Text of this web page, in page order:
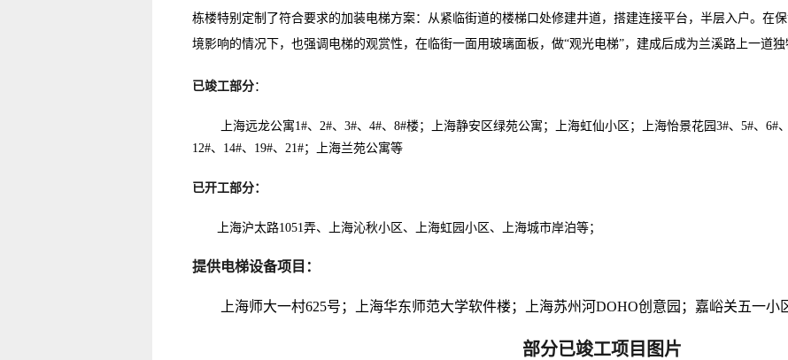
栋楼特别定制了符合要求的加装电梯方案：从紧临街道的楼梯口处修建井道，搭建连接平台，半层入户。在
境影响的情况下，也强调电梯的观赏性，在临街一面用玻璃面板，做“观光电梯”，建成后成为兰溪路上一道独
已竣工部分：
上海远龙公寓1#、2#、3#、4#、8#楼；上海静安区绿苑公寓；上海虹仙小区；上海怡景花园3#、5#、6#
12#、14#、19#、21#；上海兰苑公寓等
已开工部分：
上海沪太路1 051弄、上海沁秋小区、上海虹园小区、上海城市岸泊等；
提供电梯设备项目：
上海师大一村625号；上海华东师范大学软件楼；上海苏州河DOHO创意园；嘉峪关五一小
部分已竣工项目图片